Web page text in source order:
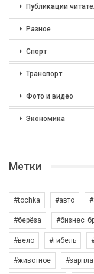
Публикации
Разное
Спорт
Транспорт
Фото и видео
Экономика
Метки
#tochka #авто
#берёза
#вело #гибель
#животное